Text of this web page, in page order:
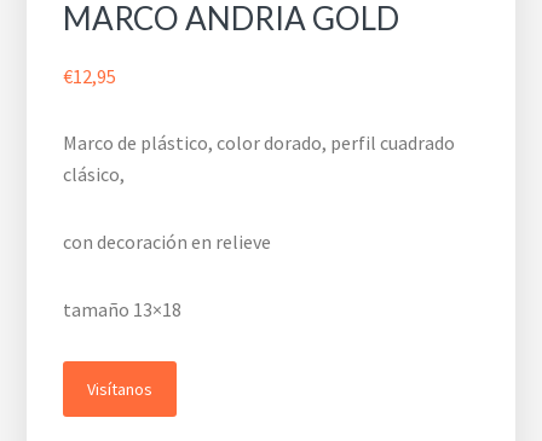
MARCO ANDRIA GOLD
€12,95
Marco de plástico, color dorado, perfil cuadrado
clásico,
con decoración en relieve
tamaño 13×18
Visítanos